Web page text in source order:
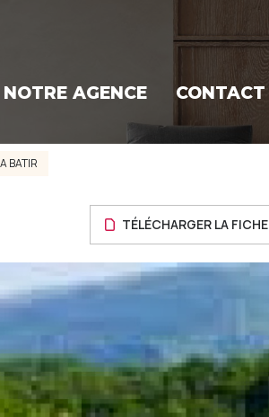
NOTRE AGENCE CONTACT
BATIR
TÉLÉCHARGER LA FICHE